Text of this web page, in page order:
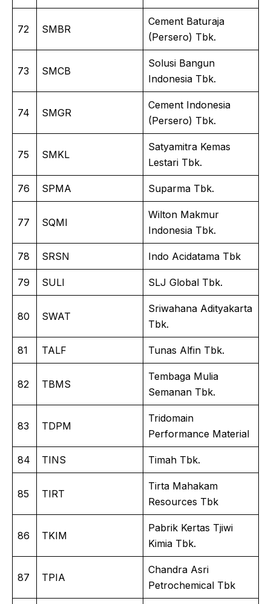
72 SMBR
Cement Baturaja
(Persero) Tbk.
73 SMCB
Solusi Bangun
Indonesia Tbk.
74 SMGR
Cement Indonesia
(Persero) Tbk.
75 SMKL
Satyamitra Kemas
Lestari Tbk.
76 SPMA Suparma Tbk.
77 SQMI
Wilton Makmur
Indonesia Tbk.
78 SRSN Indo Acidatama Tbk
79 SULI SLJ Global Tbk.
80 SWAT
Sriwahana Adityakarta
Tbk.
81 TALF Tunas Alfin Tbk.
82 TBMS
Tembaga Mulia
Semanan Tbk.
83 TDPM
Tridomain
Performance Material
84 TINS Timah Tbk.
85 TIRT
Tirta Mahakam
Resources Tbk
86 TKIM
Pabrik Kertas Tjiwi
Kimia Tbk.
87 TPIA
Chandra Asri
Petrochemical Tbk